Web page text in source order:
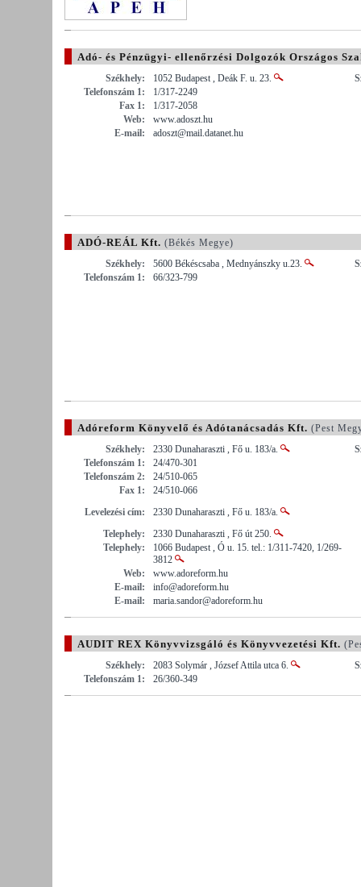
Adó- és Pénzügyi- ellenőrzési Dolgozók Országos
Székhely:
1052 Budapest , Deák F. u. 23.
Telefonszám 1:
1/317-2249
Fax 1:
1/317-2058
Web:
www.adoszt.hu
E-mail:
adoszt@mail.datanet.hu
ADÓ-REÁL Kft. (Békés Megye)
Székhely:
5600 Békéscsaba , Mednyánszky u.23.
Telefonszám 1:
66/323-799
Adóreform Könyvelő és Adótanácsadás Kft. (Pest
Székhely:
2330 Dunaharaszti , Fő u. 183/a.
Telefonszám 1:
24/470-301
Telefonszám 2:
24/510-065
Fax 1:
24/510-066
Levelezési cím:
2330 Dunaharaszti , Fő u. 183/a.
Telephely:
2330 Dunaharaszti , Fő út 250.
Telephely:
1066 Budapest , Ó u. 15. tel.: 1/311-7420, 1/269-
3812
Web:
www.adoreform.hu
E-mail:
info@adoreform.hu
E-mail:
maria.sandor@adoreform.hu
AUDIT REX Könyvvizsgáló és Könyvvezetési Kft.
Székhely:
2083 Solymár , József Attila utca 6.
Telefonszám 1:
26/360-349